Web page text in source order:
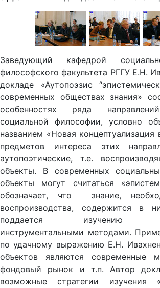
Заведующий кафедрой
философского факультета РГГУ Е.Н.
докладе «Аутопоэзис
современных обществах знания»
особенностях ряда
социальной философии, условно
названием «Новая
предметов интереса этих
аутопоэтические, т.е.
объекты. В современных
объекты могут считаться
обозначает, что знание,
воспроизводства, содержится в
поддается изучению
инструментальными методами.
по удачному выражению Е.Н.
объектов являются современные
фондовый рынок и т.п. Автор
возможные стратегии изучения